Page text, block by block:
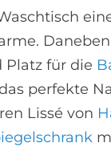
Platz für die
perfekte
Lissé von